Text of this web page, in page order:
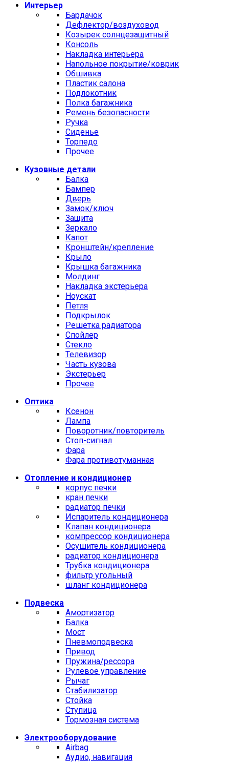
Интерьер
Бардачок
Дефлектор/воздуховод
Козырек солнцезащитный
Консоль
Накладка интерьера
Напольное покрытие/коврик
Обшивка
Пластик салона
Подлокотник
Полка багажника
Ремень безопасности
Ручка
Сиденье
Торпедо
Прочее
Кузовные детали
Балка
Бампер
Дверь
Замок/ключ
Защита
Зеркало
Капот
Кронштейн/крепление
Крыло
Крышка багажника
Молдинг
Накладка экстерьера
Ноускат
Петля
Подкрылок
Решетка радиатора
Спойлер
Стекло
Телевизор
Часть кузова
Экстерьер
Прочее
Оптика
Ксенон
Лампа
Поворотник/повторитель
Стоп-сигнал
Фара
Фара противотуманная
Отопление и кондиционер
корпус печки
кран печки
радиатор печки
Испаритель кондиционера
Клапан кондиционера
компрессор кондиционера
Осушитель кондиционера
радиатор кондиционера
Трубка кондиционера
фильтр угольный
шланг кондиционера
Подвеска
Амортизатор
Балка
Мост
Пневмоподвеска
Привод
Пружина/рессора
Рулевое управление
Рычаг
Стабилизатор
Стойка
Ступица
Тормозная система
Электрооборудование
Airbag
Аудио, навигация